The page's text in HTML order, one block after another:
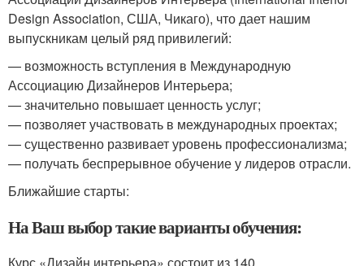
Design Association, США, Чикаго), что дает нашим
выпускникам целый ряд привилегий:
— возможность вступления в Международную
Ассоциацию Дизайнеров Интерьера;
— значительно повышает ценность услуг;
— позволяет участвовать в международных проектах;
— существенно развивает уровень профессионализма;
— получать беспрерывное обучение у лидеров отрасли.
Ближайшие старты:
На Ваш выбор такие варианты обучения: